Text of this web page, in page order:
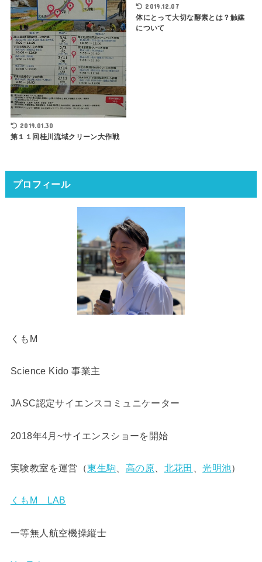
2019.01.30
第１１回桂川流域クリーン大作戦
2019.12.07
体にとって大切な酵素とは？触媒
について
プロフィール
くもM
Science Kido 事業主
JASC認定サイエンスコミュニケーター
2018年4月~サイエンスショーを開始
実験教室を運営（東生駒 高の原 北花田 、光明池）
くもM LAB
一等無人航空機操縦士